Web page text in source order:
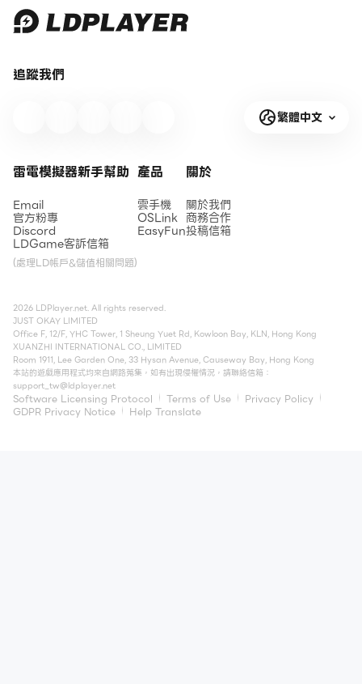
追蹤我們
繁體中文
雷電模擬器新手幫助
Email
官方粉專
Discord
LDGame客訴信箱
(處理LD帳戶&儲值相關問題)
產品
雲手機
OSLink
EasyFun
關於
關於我們
商務合作
投稿信箱
2026 LDPlayer.net. All rights reserved.
JUST OKAY LIMITED
Office F, 12/F, YHC Tower, 1 Sheung Yuet Rd, Kowloon Bay, KLN, Hong Kong
XUANZHI INTERNATIONAL CO., LIMITED
Room 1911, Lee Garden One, 33 Hysan Avenue, Causeway Bay, Hong Kong
本站的遊戲應用程式均來自網路蒐集，如有出現侵權情況，請聯絡信箱：
support_tw@ldplayer.net
Software Licensing Protocol Terms of Use
Privacy Policy
GDPR Privacy Notice
Help Translate